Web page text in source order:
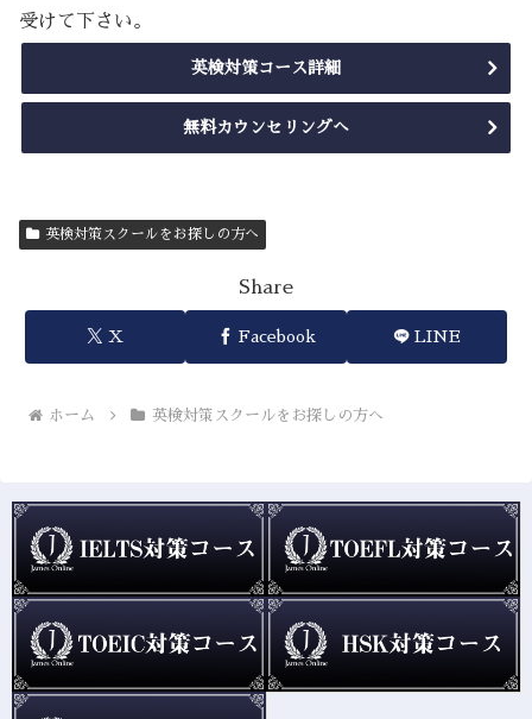
受けて下さい。
英検対策コース詳細
無料カウンセリングへ
英検対策スクールをお探しの方へ
Share
X Facebook LINE
ホーム 英検対策スクールをお探しの方へ